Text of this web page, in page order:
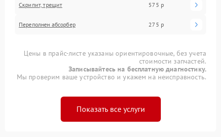
Скрипит, трещит 575 р
Переполнен абсорбер 275 р
Цены в прайс-листе указаны ориентировочные, без учета
стоимости запчастей.
Записывайтесь на бесплатную диагностику.
Мы проверим ваше устройство и укажем на неисправность.
Показать все услуги